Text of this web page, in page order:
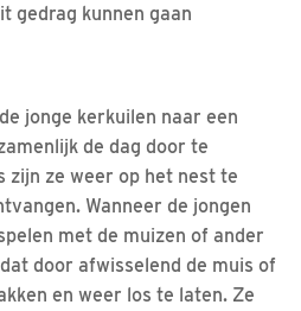
gedrag kunnen gaan
jonge kerkuilen naar een
de dag door te
zijn ze weer op het nest te
Wanneer de jongen
met de muizen of ander
door afwisselend de muis of
en weer los te laten. Ze